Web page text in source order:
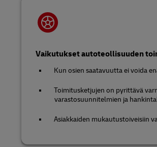
Vaikutukset autoteollisuuden
Kun osien saatavuutta ei voida
Toimitusketjujen on pyrittävä
varastosuunnitelmien ja
Asiakkaiden mukautustoiveisiin